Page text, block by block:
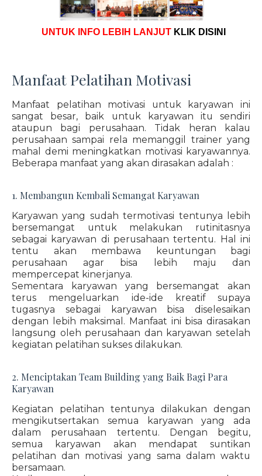
UNTUK INFO LEBIH LANJUT KLIK DISINI
Manfaat Pelatihan Motivasi
Manfaat pelatihan motivasi untuk karyawan ini
sangat besar, baik untuk karyawan itu sendiri
ataupun bagi perusahaan. Tidak heran kalau
perusahaan sampai rela memanggil trainer yang
mahal demi meningkatkan motivasi karyawannya.
Beberapa manfaat yang akan dirasakan adalah :
1. Membangun Kembali Semangat Karyawan
Karyawan yang sudah termotivasi tentunya lebih
bersemangat untuk melakukan rutinitasnya
sebagai karyawan di perusahaan tertentu. Hal ini
tentu akan membawa keuntungan bagi
perusahaan agar bisa lebih maju dan
mempercepat kinerjanya.
Sementara karyawan yang bersemangat akan
terus mengeluarkan ide-ide kreatif supaya
tugasnya sebagai karyawan bisa diselesaikan
dengan lebih maksimal. Manfaat ini bisa dirasakan
langsung oleh perusahaan dan karyawan setelah
kegiatan pelatihan sukses dilakukan.
2. Menciptakan Team Building yang Baik Bagi Para
Karyawan
Kegiatan pelatihan tentunya dilakukan dengan
mengikutsertakan semua karyawan yang ada
dalam perusahaan tertentu. Dengan begitu,
semua karyawan akan mendapat suntikan
pelatihan dan motivasi yang sama dalam waktu
bersamaan.